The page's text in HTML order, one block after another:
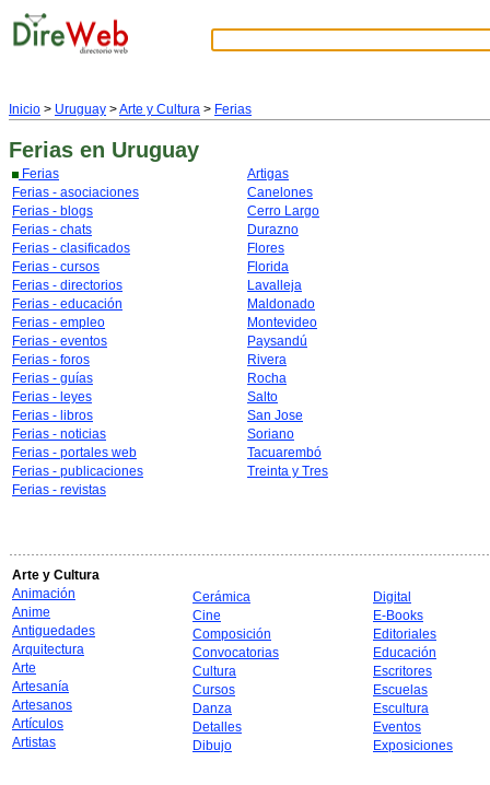
Inicio > Uruguay >Arte y Cultura > Ferias
Ferias en Uruguay
Ferias
Ferias - asociaciones
Ferias - blogs
Ferias - chats
Ferias - clasificados
Ferias - cursos
Ferias - directorios
Ferias - educación
Ferias - empleo
Ferias - eventos
Ferias - foros
Ferias - guías
Ferias - leyes
Ferias - libros
Ferias - noticias
Ferias - portales web
Ferias - publicaciones
Ferias - revistas
Artigas
Canelones
Cerro Largo
Durazno
Flores
Florida
Lavalleja
Maldonado
Montevideo
Paysandú
Rivera
Rocha
Salto
San Jose
Soriano
Tacuarembó
Treinta y Tres
Arte y Cultura
Animación
Anime
Antiguedades
Arquitectura
Arte
Artesanía
Artesanos
Artículos
Artistas
Cerámica
Cine
Composición
Convocatorias
Cultura
Cursos
Danza
Detalles
Dibujo
Digital
E-Books
Editoriales
Educación
Escritores
Escuelas
Escultura
Eventos
Exposiciones